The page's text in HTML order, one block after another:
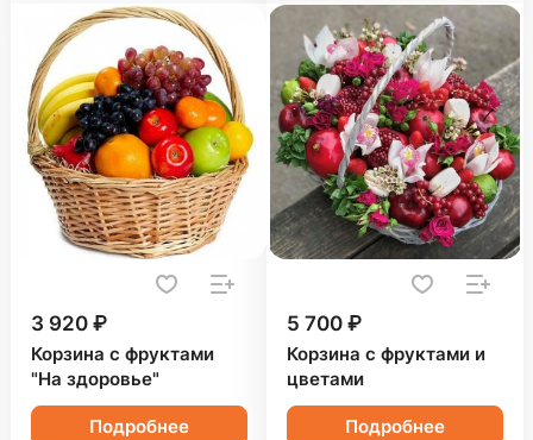
3 920 ₽
Корзина с фруктами
"На здоровье"
Подробнее
5 700 ₽
Корзина с фруктами и
цветами
Подробнее